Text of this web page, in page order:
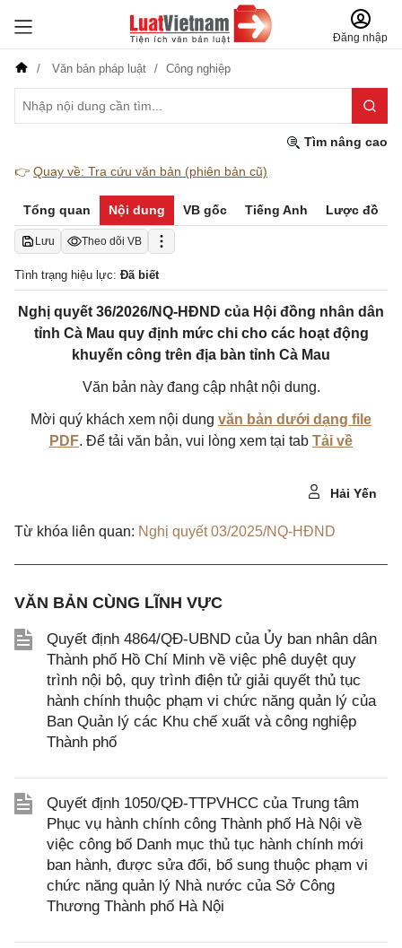
Đăng nhập
Văn bản pháp luật Công nghiệp
Tìm nâng cao
👉 Quay về: Tra cứu văn bản (phiên bản cũ)
Tổng quan Nội dung VB gốc Tiếng Anh Lược đồ
Lưu Theo dõi VB
Tình trạng hiệu lực: Đã biết
Nghị quyết 36/2026/NQ-HĐND của Hội đồng nhân dân
tỉnh Cà Mau quy định mức chi cho các hoạt động
khuyến công trên địa bàn tỉnh Cà Mau
Văn bản này đang cập nhật nội dung.
Mời quý khách xem nội dung văn bản dưới dạng file
PDF. Để tải văn bản, vui lòng xem tại tab Tải về
Hải Yến
Từ khóa liên quan: Nghị quyết 03/2025/NQ-HĐND
VĂN BẢN CÙNG LĨNH VỰC
Quyết định 4864/QĐ-UBND của Ủy ban nhân dân
Thành phố Hồ Chí Minh về việc phê duyệt quy
trình nội bộ, quy trình điện tử giải quyết thủ tục
hành chính thuộc phạm vi chức năng quản lý của
Ban Quản lý các Khu chế xuất và công nghiệp
Thành phố
Quyết định 1050/QĐ-TTPVHCC của Trung tâm
Phục vụ hành chính công Thành phố Hà Nội về
việc công bố Danh mục thủ tục hành chính mới
ban hành, được sửa đổi, bổ sung thuộc phạm vi
chức năng quản lý Nhà nước của Sở Công
Thương Thành phố Hà Nội